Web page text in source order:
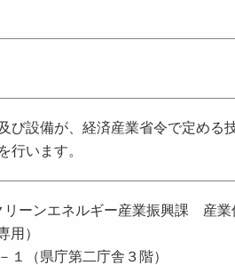
び設備が、経済産業省令で定める
行います。
リーンエネルギー産業振興課 産業
用）
１（県庁第二庁舎３階）